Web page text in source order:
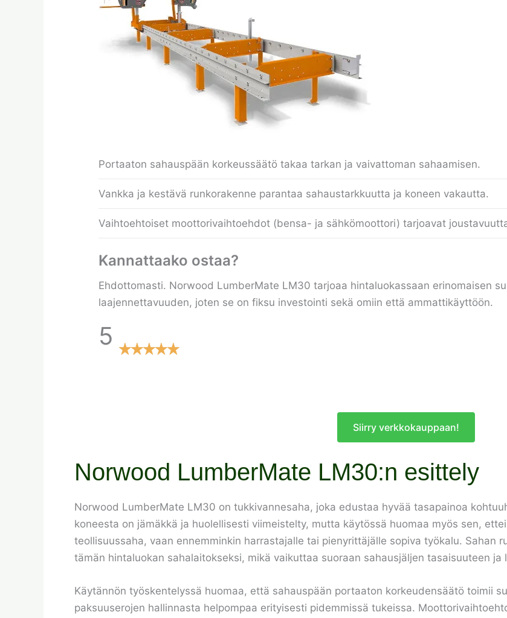
Portaaton sahauspään korkeussäätö takaa tarkan ja vaivattoman sahaamisen.
Vankka ja kestävä runkorakenne parantaa sahaustarkkuutta ja koneen vakautta.
Vaihtoehtoiset moottorivaihtoehdot (bensa- ja sähkömoottori) tarjoavat
Kannattaako ostaa?
Ehdottomasti. Norwood LumberMate LM30 tarjoaa hintaluokassaan erinomaisen
laajennettavuuden, joten se on fiksu investointi sekä omiin että ammattikäyttöön.
5
Siirry verkkokauppaan!
Norwood LumberMate LM30:n esittely
Norwood LumberMate LM30 on tukkivannesaha, joka edustaa hyvää tasapainoa
koneesta on jämäkkä ja huolellisesti viimeistelty, mutta käytössä huomaa myös sen,
teollisuussaha, vaan ennemminkin harrastajalle tai pienyrittäjälle sopiva työkalu. Sahan
tämän hintaluokan sahalaitokseksi, mikä vaikuttaa suoraan sahausjäljen tasaisuuteen
Käytännön työskentelyssä huomaa, että sahauspään portaaton korkeudensäätö toimii
paksuuserojen hallinnasta helpompaa erityisesti pidemmissä tukeissa.